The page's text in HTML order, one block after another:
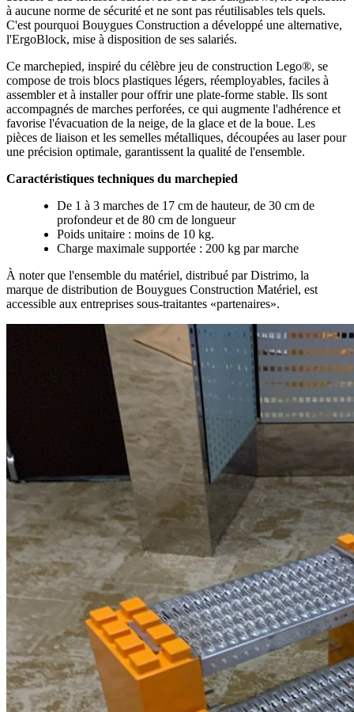
à aucune norme de sécurité et ne sont pas réutilisables tels quels.
C'est pourquoi Bouygues Construction a développé une alternative,
l'ErgoBlock, mise à disposition de ses salariés.
Ce marchepied, inspiré du célèbre jeu de construction Lego®, se
compose de trois blocs plastiques légers, réemployables, faciles à
assembler et à installer pour offrir une plate-forme stable. Ils sont
accompagnés de marches perforées, ce qui augmente l'adhérence et
favorise l'évacuation de la neige, de la glace et de la boue. Les
pièces de liaison et les semelles métalliques, découpées au laser pour
une précision optimale, garantissent la qualité de l'ensemble.
Caractéristiques techniques du marchepied
De 1 à 3 marches de 17 cm de hauteur, de 30 cm de
profondeur et de 80 cm de longueur
Poids unitaire : moins de 10 kg.
Charge maximale supportée : 200 kg par marche
À noter que l'ensemble du matériel, distribué par Distrimo, la
marque de distribution de Bouygues Construction Matériel, est
accessible aux entreprises sous-traitantes «partenaires».